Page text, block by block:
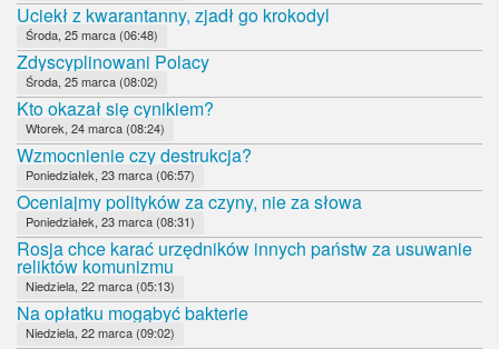
Uciekł z kwarantanny, zjadł go krokodyl
Środa, 25 marca (06:48)
Zdyscyplinowani Polacy
Środa, 25 marca (08:02)
Kto okazał się cynikiem?
Wtorek, 24 marca (08:24)
Wzmocnienie czy destrukcja?
Poniedziałek, 23 marca (06:57)
Oceniajmy polityków za czyny, nie za słowa
Poniedziałek, 23 marca (08:31)
Rosja chce karać urzędników innych państw za usuwanie
reliktów komunizmu
Niedziela, 22 marca (05:13)
Na opłatku mogąbyć bakterie
Niedziela, 22 marca (09:02)